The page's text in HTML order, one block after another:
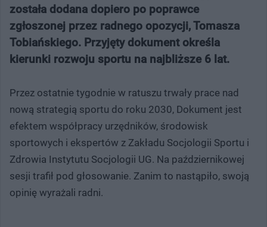
została dodana dopiero po poprawce
zgłoszonej przez radnego opozycji, Tomasza
Tobiańskiego. Przyjęty dokument określa
kierunki rozwoju sportu na najbliższe 6 lat.
Przez ostatnie tygodnie w ratuszu trwały prace nad
nową strategią sportu do roku 2030, Dokument jest
efektem współpracy urzędników, środowisk
sportowych i ekspertów z Zakładu Socjologii Sportu i
Zdrowia Instytutu Socjologii UG. Na październikowej
sesji trafił pod głosowanie. Zanim to nastąpiło, swoją
opinię wyrażali radni.